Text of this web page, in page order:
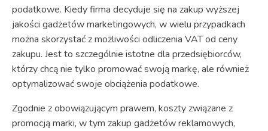
podatkowe. Kiedy firma decyduje się na zakup wyższej
jakości gadżetów marketingowych, w wielu przypadkach
można skorzystać z możliwości odliczenia VAT od ceny
zakupu. Jest to szczególnie istotne dla przedsiębiorców,
którzy chcą nie tylko promować swoją markę, ale również
optymalizować swoje obciążenia podatkowe.
Zgodnie z obowiązującym prawem, koszty związane z
promocją marki, w tym zakup gadżetów reklamowych,